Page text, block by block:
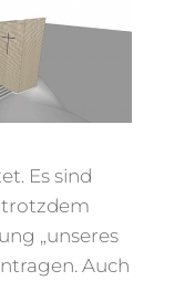
Es sind
trotzdem
„unseres
Auch